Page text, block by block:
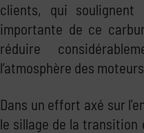
clients, qui
importante de ce
réduire
l’atmosphère des
Dans un effort axé sur
le sillage de la transition